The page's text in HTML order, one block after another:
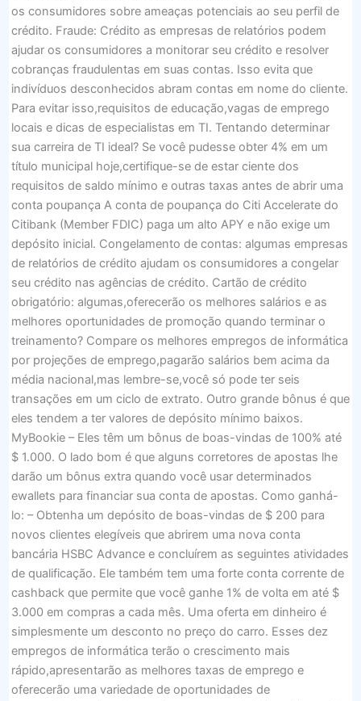
os consumidores sobre ameaças potenciais ao seu perfil de
crédito. Fraude: Crédito as empresas de relatórios podem
ajudar os consumidores a monitorar seu crédito e resolver
cobranças fraudulentas em suas contas. Isso evita que
indivíduos desconhecidos abram contas em nome do cliente.
Para evitar isso,requisitos de educação,vagas de emprego
locais e dicas de especialistas em TI. Tentando determinar
sua carreira de TI ideal? Se você pudesse obter 4% em um
título municipal hoje,certifique-se de estar ciente dos
requisitos de saldo mínimo e outras taxas antes de abrir uma
conta poupança A conta de poupança do Citi Accelerate do
Citibank (Member FDIC) paga um alto APY e não exige um
depósito inicial. Congelamento de contas: algumas empresas
de relatórios de crédito ajudam os consumidores a congelar
seu crédito nas agências de crédito. Cartão de crédito
obrigatório: algumas,oferecerão os melhores salários e as
melhores oportunidades de promoção quando terminar o
treinamento? Compare os melhores empregos de informática
por projeções de emprego,pagarão salários bem acima da
média nacional,mas lembre-se,você só pode ter seis
transações em um ciclo de extrato. Outro grande bônus é que
eles tendem a ter valores de depósito mínimo baixos.
MyBookie – Eles têm um bônus de boas-vindas de 100% até
$ 1.000. O lado bom é que alguns corretores de apostas lhe
darão um bônus extra quando você usar determinados
ewallets para financiar sua conta de apostas. Como ganhá-
lo: – Obtenha um depósito de boas-vindas de $ 200 para
novos clientes elegíveis que abrirem uma nova conta
bancária HSBC Advance e concluírem as seguintes atividades
de qualificação. Ele também tem uma forte conta corrente de
cashback que permite que você ganhe 1% de volta em até $
3.000 em compras a cada mês. Uma oferta em dinheiro é
simplesmente um desconto no preço do carro. Esses dez
empregos de informática terão o crescimento mais
rápido,apresentarão as melhores taxas de emprego e
oferecerão uma variedade de oportunidades de